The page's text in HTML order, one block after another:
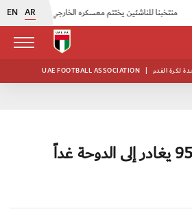
EN AR
|
UAE FOOTBALL ASSOCIATION | لكرة القدم